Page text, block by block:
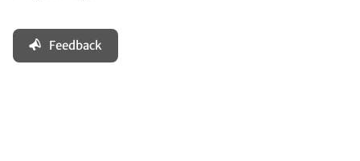
Feedback